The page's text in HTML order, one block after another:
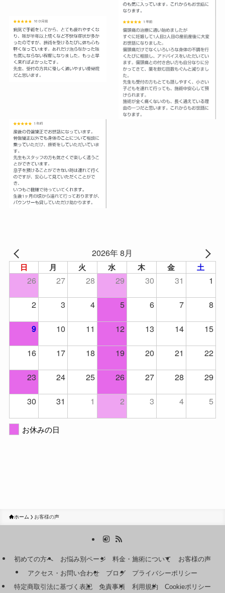
2026年 8月
日 月 火 水 木 金 土
26 27 28 29 30 31
1
2
3 4 5 6 7 8
9 10 11 12 13 14
15
16
17 18 19 20 21
22
23
24 25 26 27 28
29
30
31 1 2 3 4 5
お休みの日
ホーム お客様の声
初めての方へ お悩み別ページ 料金・施術について
お客様の声
アクセス・お問い合わせ
ブログ
プライバシーポリシー
特定商取引法に基づく表記
免責事項 利用規約 Cookieポリシー